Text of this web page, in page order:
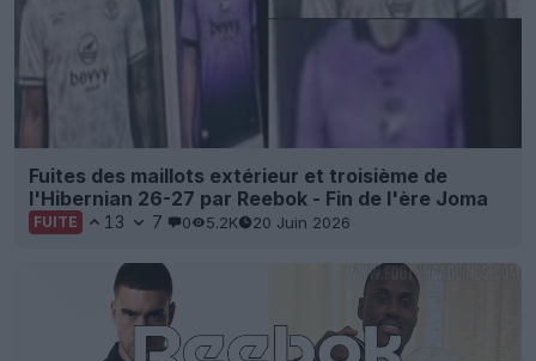
Fuites des maillots extérieur et troisième de
l'Hibernian 26-27 par Reebok - Fin de l'ère Joma
FUITE 13 7 0 5.2K 20 Juin 2026